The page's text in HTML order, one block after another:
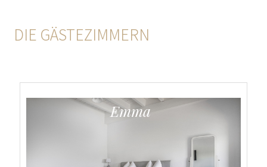
DIE GÄSTEZIMMERN
Emma